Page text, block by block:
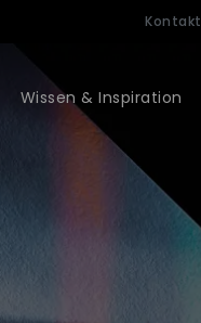
Kontakt
Wissen & Inspiration